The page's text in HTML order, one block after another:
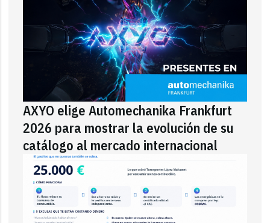
AXYO elige Automechanika Frankfurt
2026 para mostrar la evolución de su
catálogo al mercado internacional